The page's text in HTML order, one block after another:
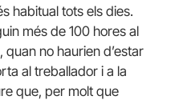
habitual tots els dies.
més de 100 hores al
quan no haurien d’estar
al treballador i a la
que, per molt que